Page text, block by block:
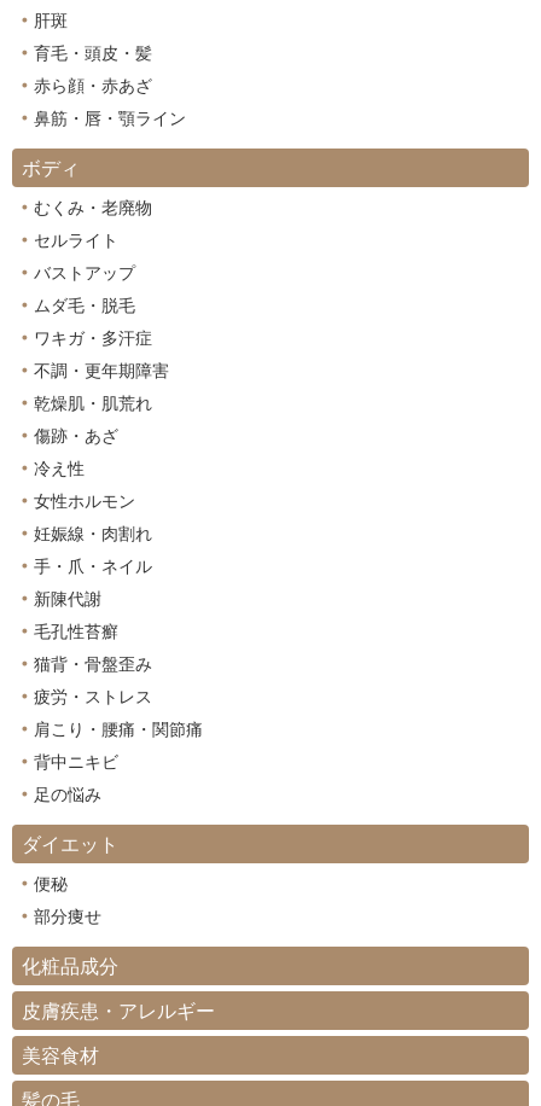
肝斑
育毛・頭皮・髪
赤ら顔・赤あざ
鼻筋・唇・顎ライン
ボディ
むくみ・老廃物
セルライト
バストアップ
ムダ毛・脱毛
ワキガ・多汗症
不調・更年期障害
乾燥肌・肌荒れ
傷跡・あざ
冷え性
女性ホルモン
妊娠線・肉割れ
手・爪・ネイル
新陳代謝
毛孔性苔癬
猫背・骨盤歪み
疲労・ストレス
肩こり・腰痛・関節痛
背中ニキビ
足の悩み
ダイエット
便秘
部分痩せ
化粧品成分
皮膚疾患・アレルギー
美容食材
髪の毛